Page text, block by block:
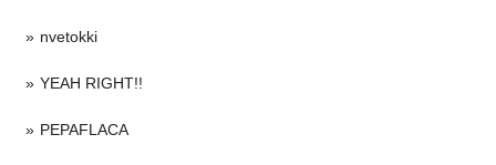
nvetokki
YEAH RIGHT!!
PEPAFLACA